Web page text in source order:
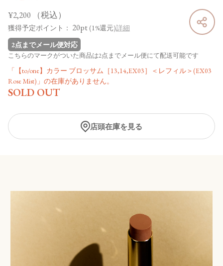
¥2,200 （税込）
獲得予定ポイント： 20pt (1%還元)詳細
2点までメール便対応
こちらのマークがついた商品は2点までメール便にて配送可能です
「【to/one】カラー ブロッサム［13,14,EX03］＜レフィル＞(EX03
Rose Mist)」の在庫がありません。
SOLD OUT
店頭在庫を見る